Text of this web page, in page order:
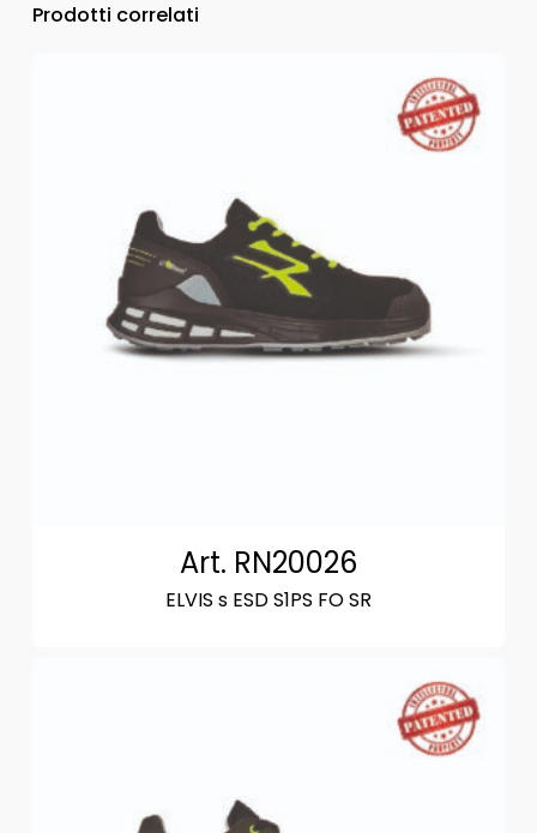
Prodotti correlati
Art. RN20026
ELVIS s ESD S1PS FO SR